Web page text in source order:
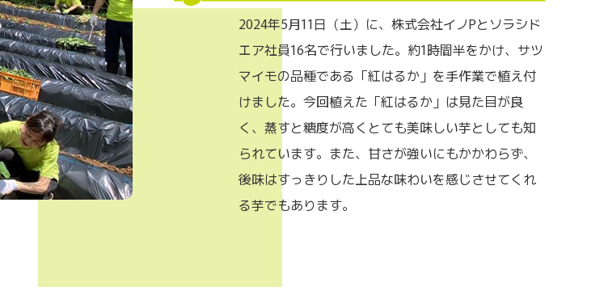
2024年5月11日（土）に、株式会社イノPとソラシド
エア社員16名で行いました。約1時間半をかけ、サツ
マイモの品種である「紅はるか」を手作業で植え付
けました。今回植えた「紅はるか」は見た目が良
く、蒸すと糖度が高くとても美味しい芋としても知
られています。また、甘さが強いにもかかわらず、
後味はすっきりした上品な味わいを感じさせてくれ
る芋でもあります。